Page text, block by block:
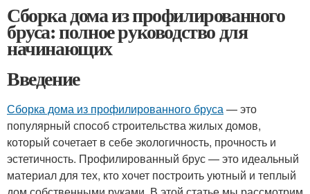
Сборка дома из профилированного
бруса: полное руководство для
начинающих
Введение
Сборка дома из профилированного бруса— это
популярный способ строительства жилых домов,
который сочетает в себе экологичность, прочность и
эстетичность. Профилированный брус — это идеальный
материал для тех, кто хочет построить уютный и теплый